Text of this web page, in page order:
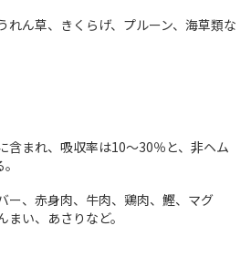
れん草、きくらげ、プルーン、海草類な
含まれ、吸収率は10～30％と、非ヘム
ー、赤身肉、牛肉、鶏肉、鰹、マグ
い、あさりなど。